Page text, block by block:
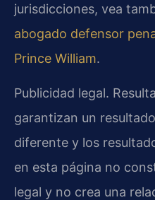
jurisdicciones, vea
abogado defensor
Prince William.
Publicidad legal.
garantizan un
diferente y los
en esta página no
legal y no crea una